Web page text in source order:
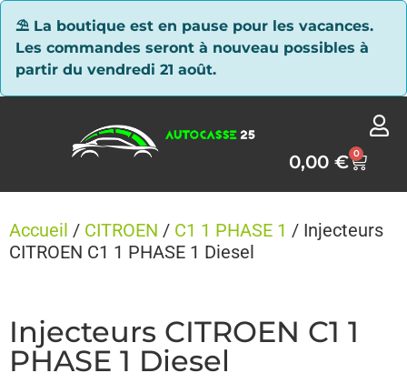
⛱ La boutique est en pause pour les vacances.
Les commandes seront à nouveau possibles à
partir du vendredi 21 août.
0,00€ 0
Accueil / CITROEN / C1 1 PHASE 1 / Injecteurs
CITROEN C1 1 PHASE 1 Diesel
Injecteurs CITROEN C1 1
PHASE 1 Diesel
Panneau de gestion des cookies